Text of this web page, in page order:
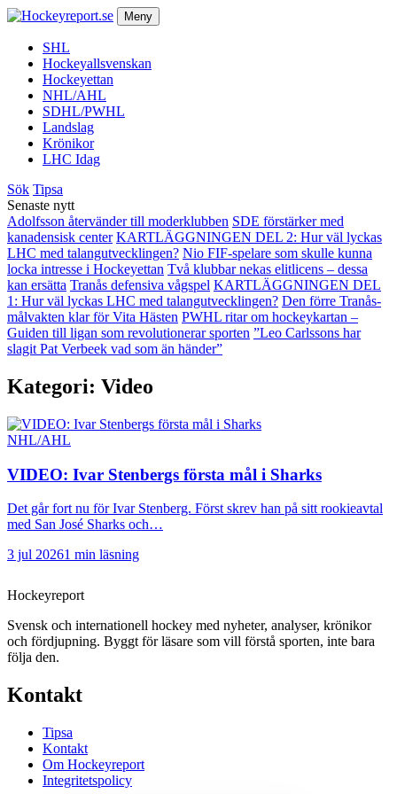
Meny
SHL
Hockeyallsvenskan
Hockeyettan
NHL/AHL
SDHL/PWHL
Landslag
Krönikor
LHC Idag
Sök Tipsa
Senaste nytt
Adolfsson återvänder till moderklubben SDE förstärker med
kanadensisk center KARTLÄGGNINGEN DEL 2: Hur väl lyckas
LHC med talangutvecklingen? Nio FIF-spelare som skulle kunna
locka intresse i Hockeyettan Två klubbar nekas elitlicens – dessa
kan ersätta Tranås defensiva vågspel KARTLÄGGNINGEN DEL
1: Hur väl lyckas LHC med talangutvecklingen? Den förre Tranås-
målvakten klar för Vita Hästen PWHL ritar om hockeykartan –
Guiden till ligan som revolutionerar sporten ”Leo Carlssons har
slagit Pat Verbeek vad som än händer”
Kategori: Video
NHL/AHL
VIDEO: Ivar Stenbergs första mål i Sharks
Det går fort nu för Ivar Stenberg. Först skrev han på sitt rookieavtal
med San José Sharks och…
3 jul 20261 min läsning
Hockeyreport
Svensk och internationell hockey med nyheter, analyser, krönikor
och fördjupning. Byggt för läsare som vill förstå sporten, inte bara
följa den.
Kontakt
Tipsa
Kontakt
Om Hockeyreport
Integritetspolicy